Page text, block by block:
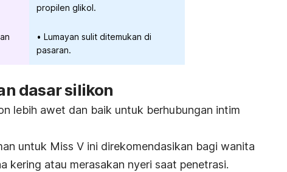
propilen glikol.
Lumayan sulit ditemukan di
pasaran.
dasar silikon
lebih awet dan baik untuk berhubungan intim
untuk Miss V ini direkomendasikan bagi wanita
kering atau merasakan nyeri saat penetrasi.